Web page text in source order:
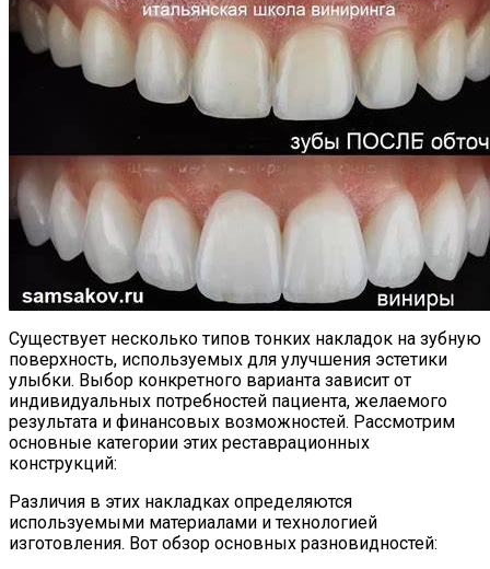
Существует несколько типов тонких накладок на зубную
поверхность, используемых для улучшения эстетики
улыбки. Выбор конкретного варианта зависит от
индивидуальных потребностей пациента, желаемого
результата и финансовых возможностей. Рассмотрим
основные категории этих реставрационных
конструкций:
Различия в этих накладках определяются
используемыми материалами и технологией
изготовления. Вот обзор основных разновидностей: